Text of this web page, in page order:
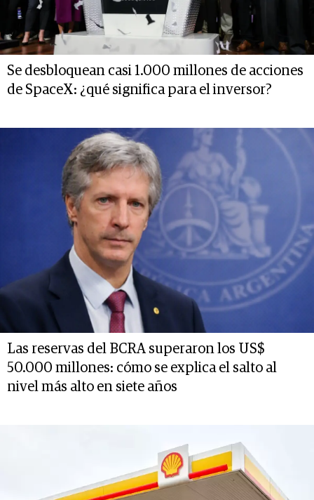
Se desbloquean casi 1.000 millones de acciones
de SpaceX: ¿qué significa para el inversor?
Las reservas del BCRA superaron los US$
50.000 millones: cómo se explica el salto al
nivel más alto en siete años